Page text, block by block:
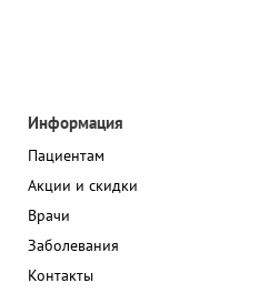
Информация
Пациентам
Акции и скидки
Врачи
Заболевания
Контакты